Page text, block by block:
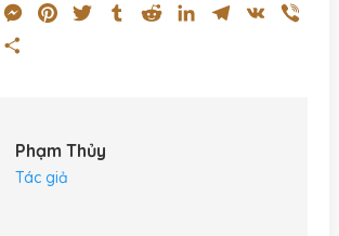
FacebookMessenger
PinterestTwitterTumblrRedditLinkedInTelegram
VK
Copy
Phạm Thủy
Tác giả